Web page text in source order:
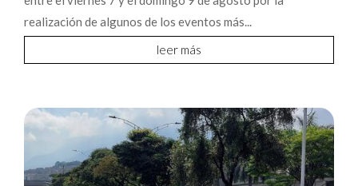
realización de algunos de los eventos más...
leer más